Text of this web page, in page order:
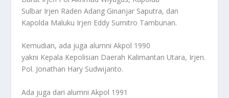
Sulbar Irjen Raden Adang Ginanjar Saputra, dan
Kapolda Maluku Irjen Eddy Sumitro Tambunan.
Kemudian, ada juga alumni Akpol 1990
yakni Kepala Kepolisian Daerah Kalimantan Utara, Irjen.
Pol. Jonathan Hary Sudwijanto.
Ada juga dari alumni Akpol 1991